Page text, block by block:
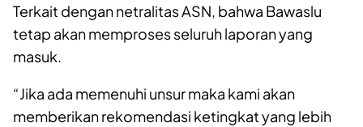
Terkait dengan netralitas ASN, bahwa Bawaslu
tetap akan memproses seluruh laporan yang
masuk.
“Jika ada memenuhi unsur maka kami akan
memberikan rekomendasi ketingkat yang lebih